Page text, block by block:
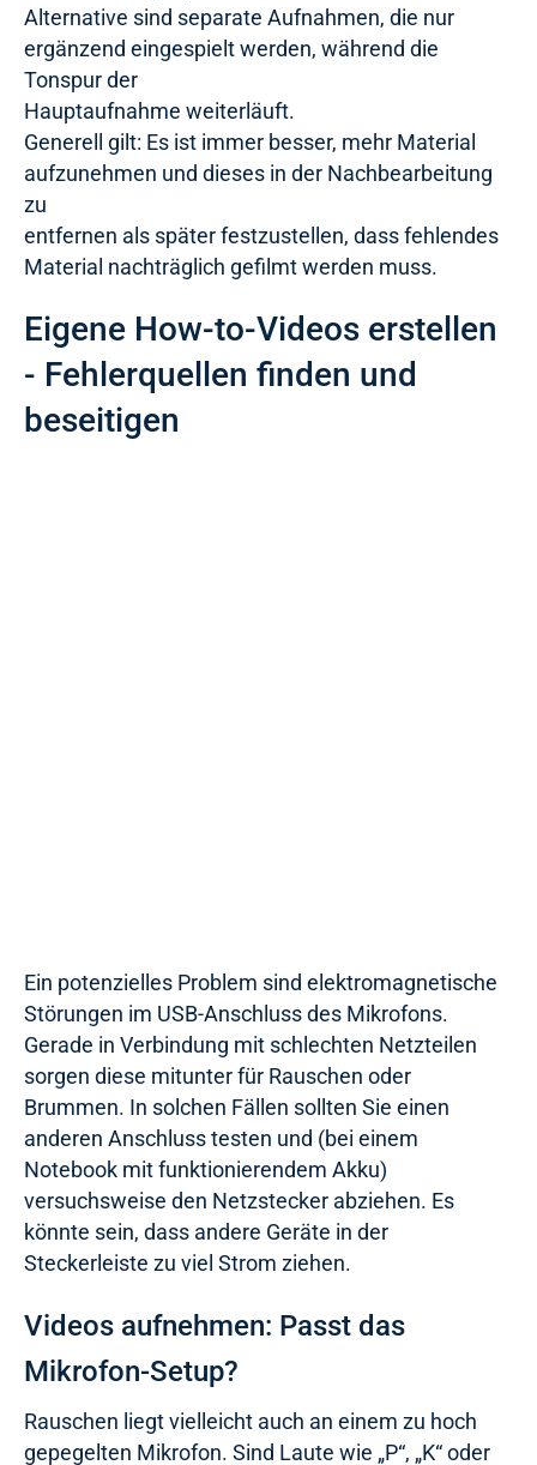
Alternative sind separate Aufnahmen, die nur
ergänzend eingespielt werden, während die
Tonspur der
Hauptaufnahme weiterläuft.
Generell gilt: Es ist immer besser, mehr Material
aufzunehmen und dieses in der Nachbearbeitung
zu
entfernen als später festzustellen, dass fehlendes
Material nachträglich gefilmt werden muss.
Eigene How-to-Videos erstellen
- Fehlerquellen finden und
beseitigen
Ein potenzielles Problem sind elektromagnetische
Störungen im USB-Anschluss des Mikrofons.
Gerade in Verbindung mit schlechten Netzteilen
sorgen diese mitunter für Rauschen oder
Brummen. In solchen Fällen sollten Sie einen
anderen Anschluss testen und (bei einem
Notebook mit funktionierendem Akku)
versuchsweise den Netzstecker abziehen. Es
könnte sein, dass andere Geräte in der
Steckerleiste zu viel Strom ziehen.
Videos aufnehmen: Passt das
Mikrofon-Setup?
Rauschen liegt vielleicht auch an einem zu hoch
gepegelten Mikrofon. Sind Laute wie „P“, „K“ oder